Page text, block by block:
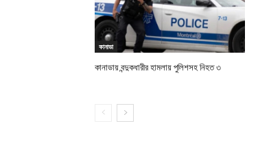
কানাডা
কানাডায় বন্দুকধারীর হামলায় পুলিশসহ নিহত ৩